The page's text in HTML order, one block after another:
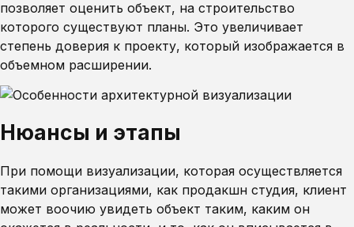
позволяет оценить объект, на строительство
которого существуют планы. Это увеличивает
степень доверия к проекту, который изображается в
объемном расширении.
Нюансы и этапы
При помощи визуализации, которая осуществляется
такими организациями, как продакшн студия, клиент
может воочию увидеть объект таким, каким он